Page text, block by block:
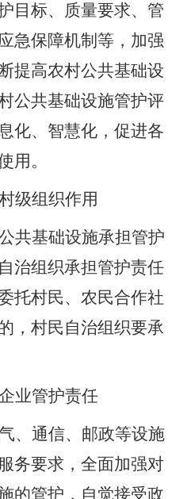
目标、质量要求、管
急保障机制等，加强
提高农村公共基础设
公共基础设施管护评
化、智慧化，促进各
用。
级组织作用
共基础设施承担管护
治组织承担管护责任
托村民、农民合作社
，村民自治组织要承
业管护责任
、通信、邮政等设施
务要求，全面加强对
的管护，自觉接受政